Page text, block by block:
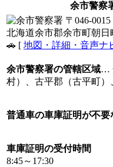
余市警察
〒046-0015
北海道余市郡余市町朝日
🚗 [ 地図・詳細・音声ナ
余市警察署の管轄区域…
村）、古平郡（古平町）
普通車の車庫証明が不要
車庫証明の受付時間
8:45～17:30